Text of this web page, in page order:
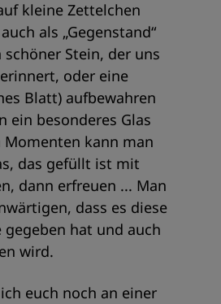
kleine Zettelchen
als „Gegenstand“
Stein, der uns
oder eine
Blatt) aufbewahren
ein besonderes Glas
kann man
das gefüllt ist mit
dann erfreuen ... Man
dass es diese
hat und auch
wird.
euch noch an einer